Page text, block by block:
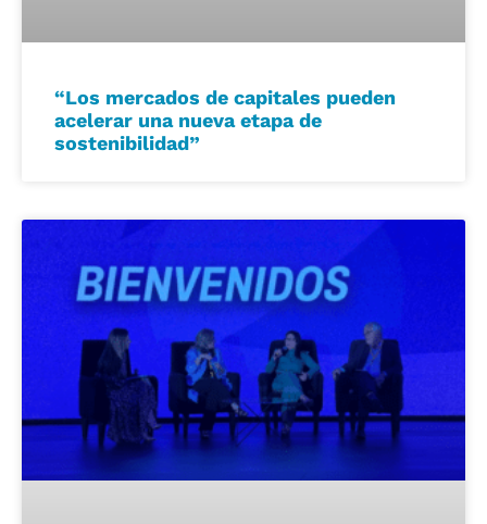
“Los mercados de capitales pueden
acelerar una nueva etapa de
sostenibilidad”